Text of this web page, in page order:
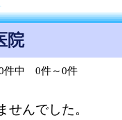
院
件中 0件～0件
んでした。